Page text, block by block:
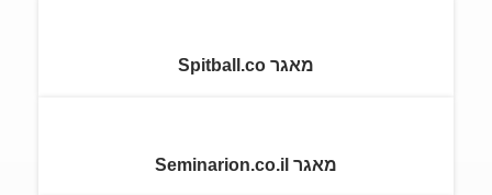
מאגר Spitball.co
מאגר Seminarion.co.il